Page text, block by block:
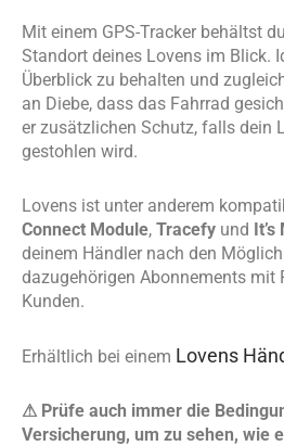
Mit einem GPS-Tracker behältst
Standort deines Lovens im Blick.
Überblick zu behalten und
an Diebe, dass das Fahrrad
er zusätzlichen Schutz, falls dein
gestohlen wird.
Lovens ist unter anderem
Connect Module, Tracefy und
deinem Händler nach den
dazugehörigen Abonnements mit
Kunden.
Erhältlich bei einem Lovens
⚠ Prüfe auch immer die
Versicherung, um zu sehen, wie